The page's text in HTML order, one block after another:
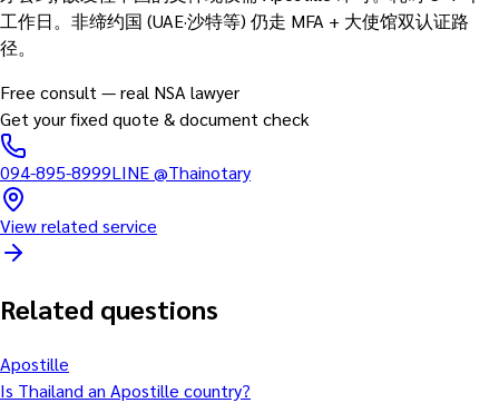
工作日。非缔约国 (UAE·沙特等) 仍走 MFA + 大使馆双认证路
径。
Free consult — real NSA lawyer
Get your fixed quote & document check
094-895-8999LINE@Thainotary
View related service
Related questions
Apostille
Is Thailand an Apostille country?